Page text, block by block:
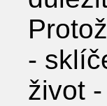
-
život